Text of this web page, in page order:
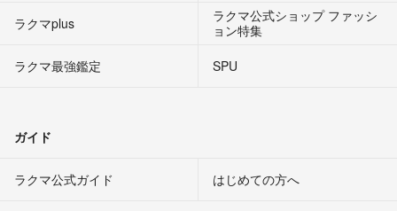
ラクマplus
ラクマ公式ショップ ファッシ
ョン特集
ラクマ最強鑑定
SPU
ガイド
ラクマ公式ガイド はじめての方へ